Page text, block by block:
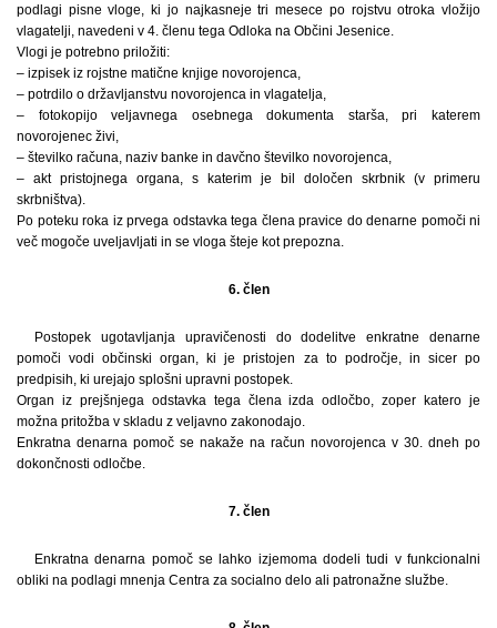
podlagi pisne vloge, ki jo najkasneje tri mesece po rojstvu otroka vložijo
vlagatelji, navedeni v 4. členu tega Odloka na Občini Jesenice.
Vlogi je potrebno priložiti:
– izpisek iz rojstne matične knjige novorojenca,
– potrdilo o državljanstvu novorojenca in vlagatelja,
– fotokopijo veljavnega osebnega dokumenta starša, pri katerem
novorojenec živi,
– številko računa, naziv banke in davčno številko novorojenca,
– akt pristojnega organa, s katerim je bil določen skrbnik (v primeru
skrbništva).
Po poteku roka iz prvega odstavka tega člena pravice do denarne pomoči ni
več mogoče uveljavljati in se vloga šteje kot prepozna.
6. člen
Postopek ugotavljanja upravičenosti do dodelitve enkratne denarne
pomoči vodi občinski organ, ki je pristojen za to področje, in sicer po
predpisih, ki urejajo splošni upravni postopek.
Organ iz prejšnjega odstavka tega člena izda odločbo, zoper katero je
možna pritožba v skladu z veljavno zakonodajo.
Enkratna denarna pomoč se nakaže na račun novorojenca v 30. dneh po
dokončnosti odločbe.
7. člen
Enkratna denarna pomoč se lahko izjemoma dodeli tudi v funkcionalni
obliki na podlagi mnenja Centra za socialno delo ali patronažne službe.